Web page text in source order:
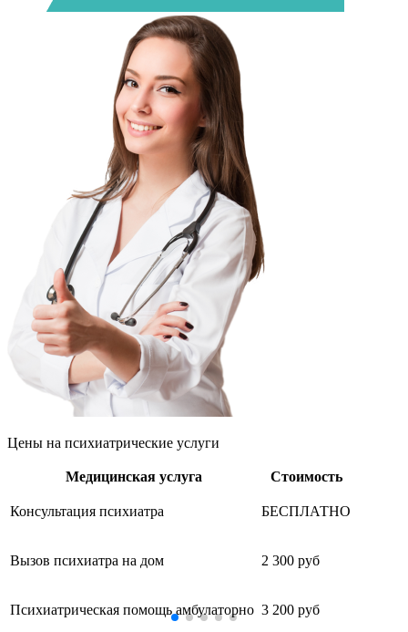
Цены на психиатрические услуги
Медицинская услуга Стоимость
Консультация психиатра БЕСПЛАТНО
Вызов психиатра на дом 2 300 руб
Психиатрическая помощь амбулаторно 3 200 руб